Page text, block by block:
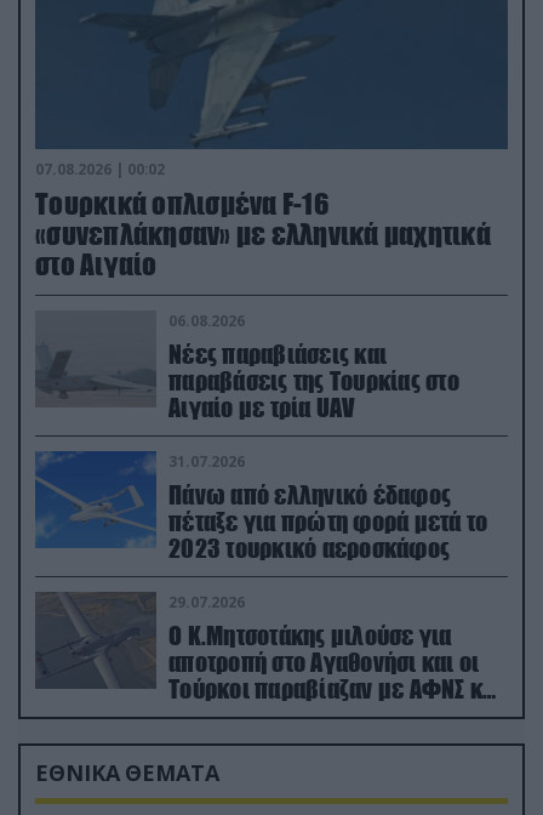
07.08.2026 | 00:02
Τουρκικά οπλισμένα F-16
«συνεπλάκησαν» με ελληνικά μαχητικά
στο Αιγαίο
06.08.2026
Νέες παραβιάσεις και
παραβάσεις της Τουρκίας στο
Αιγαίο με τρία UAV
31.07.2026
Πάνω από ελληνικό έδαφος
πέταξε για πρώτη φορά μετά το
2023 τουρκικό αεροσκάφος
29.07.2026
Ο Κ.Μητσοτάκης μιλούσε για
αποτροπή στο Αγαθονήσι και οι
Τούρκοι παραβίαζαν με ΑΦΝΣ και
drone
ΕΘΝΙΚΑ ΘΕΜΑΤΑ